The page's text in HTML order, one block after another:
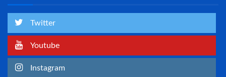
Twitter
Youtube
Instagram